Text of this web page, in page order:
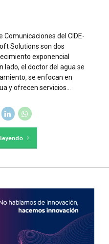
Comunicaciones del CIDE-
Solutions son dos
exponencial
lado, el doctor del agua se
se enfocan en
y ofrecen servicios...